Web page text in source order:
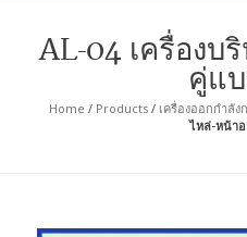
AL-04 เครื่องบ
คู่แ
Home / Products / เครื่องออกกำลัง
ไหล่-หน้า